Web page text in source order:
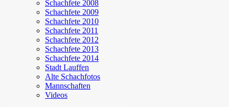
Schachfete 2008
Schachfete 2009
Schachfete 2010
Schachfete 2011
Schachfete 2012
Schachfete 2013
Schachfete 2014
Stadt Lauffen
Alte Schachfotos
Mannschaften
Videos